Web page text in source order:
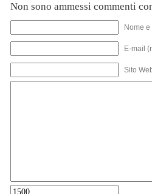
Non sono ammessi commenti
Nome
E-mail
Sito